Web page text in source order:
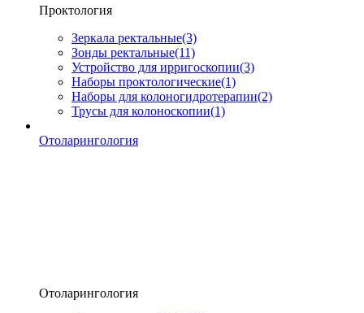
Проктология
Зеркала ректальные(3)
Зонды ректальные(11)
Устройство для ирригоскопии(3)
Наборы проктологические(1)
Наборы для колоногидротерапии(2)
Трусы для колоноскопии(1)
Отоларингология
Отоларингология